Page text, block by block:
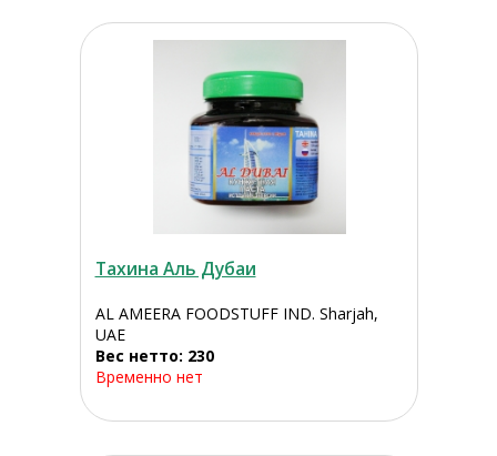
Тахина Аль Дубаи
AL AMEERA FOODSTUFF IND. Sharjah,
UAE
Вес нетто: 230
Временно нет